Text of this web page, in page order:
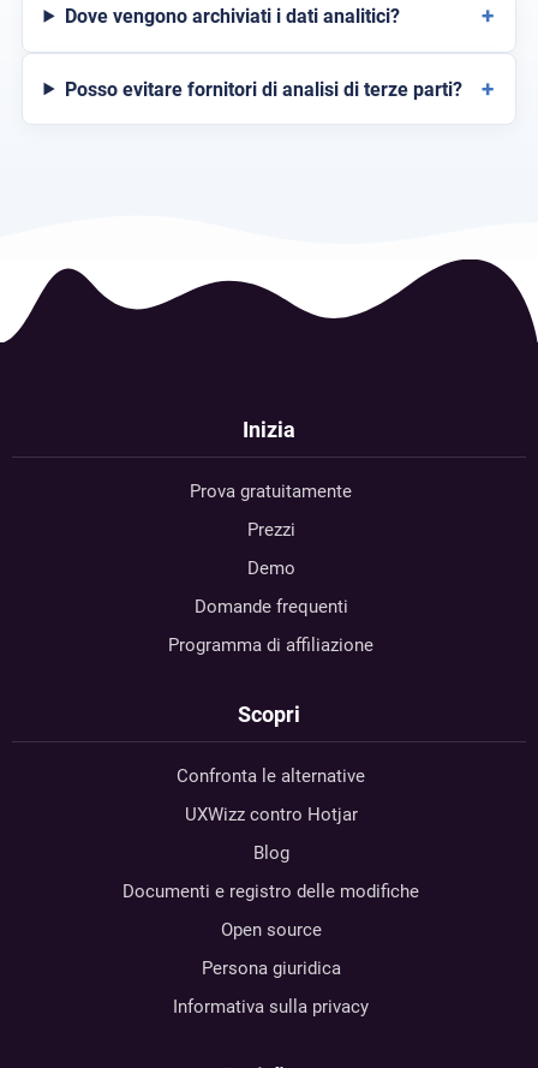
Dove vengono archiviati i dati analitici? +
Posso evitare fornitori di analisi di terze parti? +
Inizia
Prova gratuitamente
Prezzi
Demo
Domande frequenti
Programma di affiliazione
Scopri
Confronta le alternative
UXWizz contro Hotjar
Blog
Documenti e registro delle modifiche
Open source
Persona giuridica
Informativa sulla privacy